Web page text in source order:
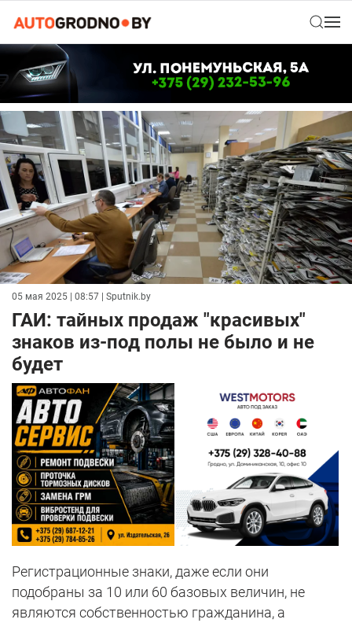
05 мая 2025 | 08:57 | Sputnik.by
ГАИ: тайных продаж "красивых"
знаков из-под полы не было и не
будет
Регистрационные знаки, даже если они
подобраны за 10 или 60 базовых величин, не
являются собственностью гражданина, а